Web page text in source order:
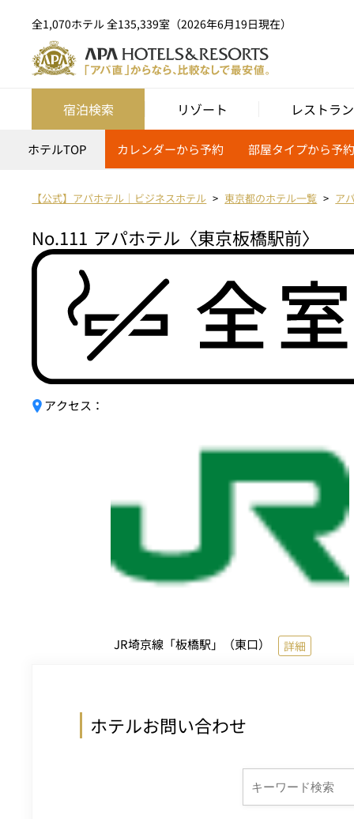
全1,070ホテル 全135,339室（2026年6月19日現在）
宿泊検索 リゾート レストラ
ホテルTOP カレンダーから予約 部屋タイプから予約
【公式】アパホテル｜ビジネスホテル 東京都のホテル一覧 ア
No.111 アパホテル〈東京板橋駅前〉
アクセス：
JR埼京線「板橋駅」（東口） 詳細
ホテルお問い合わせ